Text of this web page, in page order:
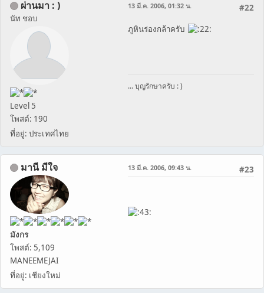
ผ่านมา : )
นัท ชอบ
Level 5
โพสต์: 190
ที่อยู่: ประเทศไทย
#22
13 มี.ค. 2006, 01:32 น.
ภูหินร่องกล้าครับ
... บุญรักษาครับ : )
มานี มีใจ
มังกร
โพสต์: 5,109
MANEEMEJAI
ที่อยู่: เชียงใหม่
#23
13 มี.ค. 2006, 09:43 น.